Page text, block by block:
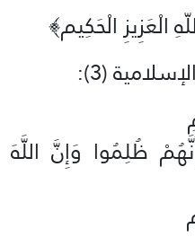
الْعَزِيزِ الْحَكِيم﴾‏
(3):‏
ظُلِمُوا وَإِنَّ اللَّهَ